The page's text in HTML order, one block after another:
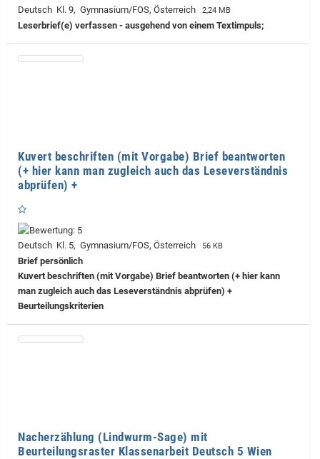
Deutsch Kl. 9, Gymnasium/FOS, Österreich 2,24 MB
Leserbrief(e) verfassen - ausgehend von einem Textimpuls;
Kuvert beschriften (mit Vorgabe) Brief beantworten
(+ hier kann man zugleich auch das Leseverständnis
abprüfen) +
Deutsch Kl. 5, Gymnasium/FOS, Österreich 56 KB
Brief persönlich
Kuvert beschriften (mit Vorgabe) Brief beantworten (+ hier kann
man zugleich auch das Leseverständnis abprüfen) +
Beurteilungskriterien
Nacherzählung (Lindwurm-Sage) mit
Beurteilungsraster Klassenarbeit Deutsch 5 Wien